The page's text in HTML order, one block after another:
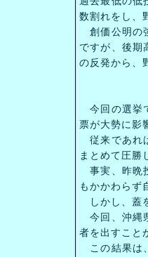
数割れをし、
創価公明の
ですが、後期
の反発から、
今回の選挙
票が大勢に影
従来であれ
まとめて圧勝
事実、昨晩
もかかわらず
しかし、蓋
今回、沖縄
者を出すこと
この結果は